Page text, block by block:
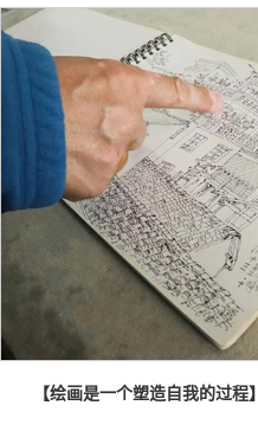
【绘画是一个塑造自我的过程】